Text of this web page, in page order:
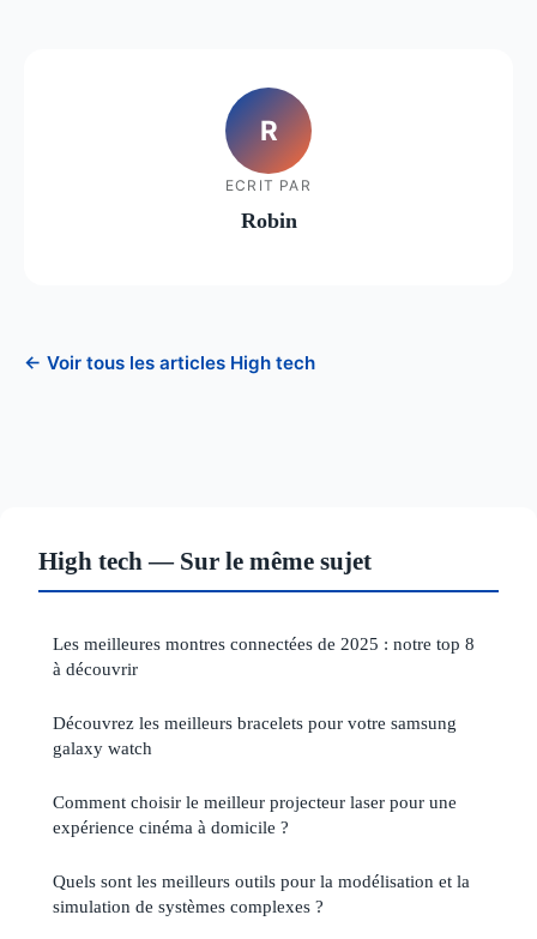
R
ECRIT PAR
Robin
← Voir tous les articles High tech
High tech — Sur le même sujet
Les meilleures montres connectées de 2025 : notre top 8
à découvrir
Découvrez les meilleurs bracelets pour votre samsung
galaxy watch
Comment choisir le meilleur projecteur laser pour une
expérience cinéma à domicile ?
Quels sont les meilleurs outils pour la modélisation et la
simulation de systèmes complexes ?